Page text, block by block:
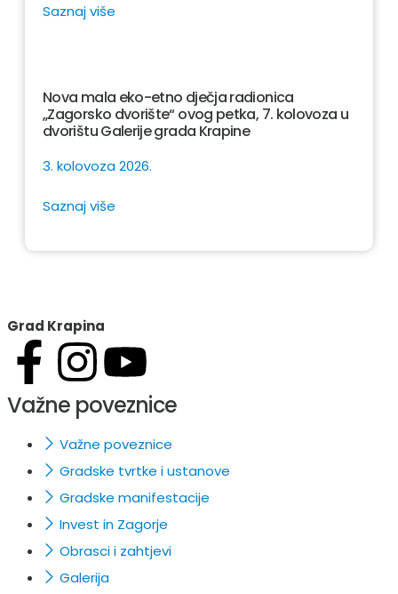
Saznaj više
Nova mala eko-etno dječja radionica
„Zagorsko dvorište“ ovog petka, 7. kolovoza u
dvorištu Galerije grada Krapine
3. kolovoza 2026.
Saznaj više
Grad Krapina
Važne poveznice
Važne poveznice
Gradske tvrtke i ustanove
Gradske manifestacije
Invest in Zagorje
Obrasci i zahtjevi
Galerija